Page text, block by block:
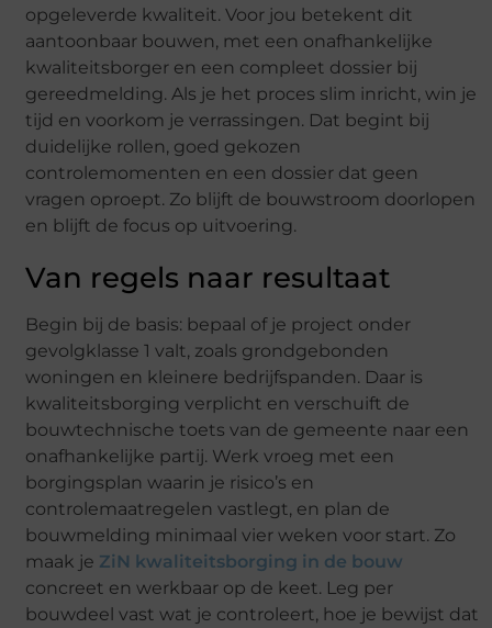
opgeleverde kwaliteit. Voor jou betekent dit
aantoonbaar bouwen, met een onafhankelijke
kwaliteitsborger en een compleet dossier bij
gereedmelding. Als je het proces slim inricht, win je
tijd en voorkom je verrassingen. Dat begint bij
duidelijke rollen, goed gekozen
controlemomenten en een dossier dat geen
vragen oproept. Zo blijft de bouwstroom doorlopen
en blijft de focus op uitvoering.
Van regels naar resultaat
Begin bij de basis: bepaal of je project onder
gevolgklasse 1 valt, zoals grondgebonden
woningen en kleinere bedrijfspanden. Daar is
kwaliteitsborging verplicht en verschuift de
bouwtechnische toets van de gemeente naar een
onafhankelijke partij. Werk vroeg met een
borgingsplan waarin je risico’s en
controlemaatregelen vastlegt, en plan de
bouwmelding minimaal vier weken voor start. Zo
maak je ZiN kwaliteitsborging in de bouw
concreet en werkbaar op de keet. Leg per
bouwdeel vast wat je controleert, hoe je bewijst dat